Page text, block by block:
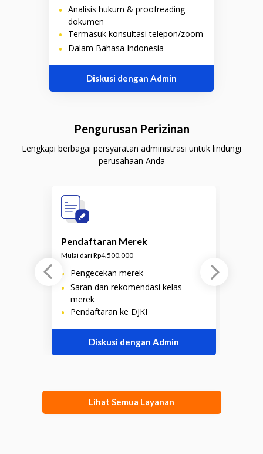
• Analisis hukum & proofreading
dokumen
• Termasuk konsultasi telepon/zoom
• Dalam Bahasa Indonesia
Diskusi dengan Admin
Pengurusan Perizinan
Lengkapi berbagai persyaratan administrasi untuk lindungi
perusahaan Anda
Pendaftaran Merek
Mulai dari Rp4.500.000
• Pengecekan merek
• Saran dan rekomendasi kelas
merek
• Pendaftaran ke DJKI
Diskusi dengan Admin
Lihat Semua Layanan